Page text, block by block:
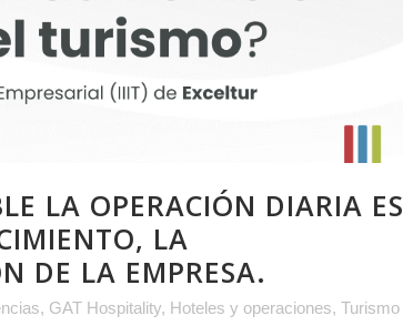
LA OPERACIÓN DIARIA ES
LA
DE LA EMPRESA.
, GAT Hospitality, Hoteles y operaciones, Turismo